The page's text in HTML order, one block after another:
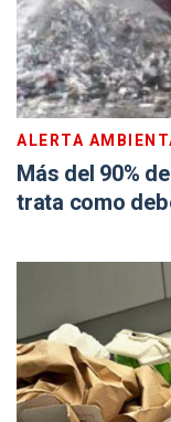
ALERTA
Más del 90%
trata como